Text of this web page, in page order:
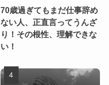
70歳過ぎてもまだ仕事辞め
ない人、正直言ってうんざ
り！その根性、理解できな
い！